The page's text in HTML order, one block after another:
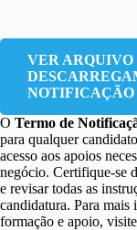
VER ARQUIVO
NOTIFICAÇÃO
O Termo de
para qualquer
acesso aos apoios
negócio. Certifique-se
e revisar todas as
candidatura. Para mais
formação e apoio,